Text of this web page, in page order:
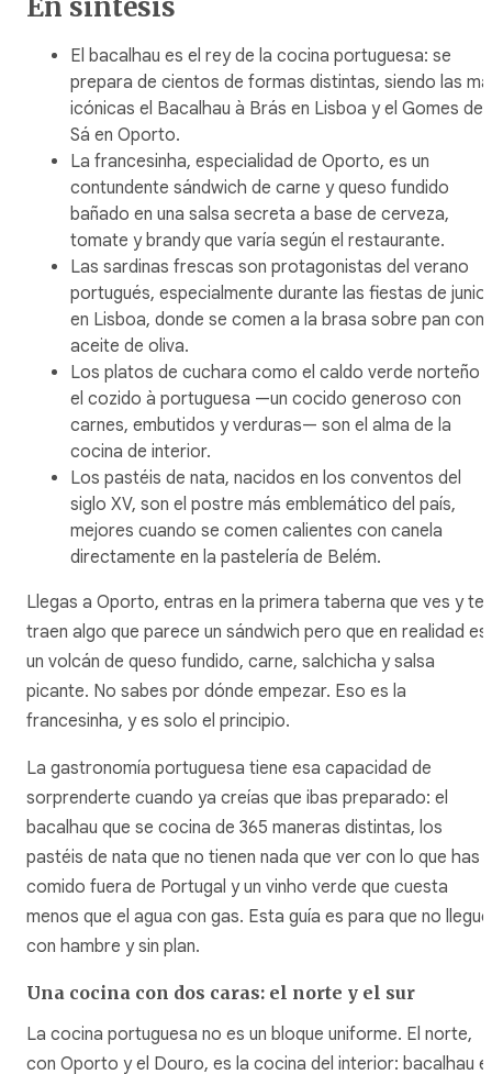
En síntesis
El bacalhau es el rey de la cocina portuguesa: se
prepara de cientos de formas distintas, siendo las
icónicas el Bacalhau à Brás en Lisboa y el Gomes de
Sá en Oporto.
La francesinha, especialidad de Oporto, es un
contundente sándwich de carne y queso fundido
bañado en una salsa secreta a base de cerveza,
tomate y brandy que varía según el restaurante.
Las sardinas frescas son protagonistas del verano
portugués, especialmente durante las fiestas de junio
en Lisboa, donde se comen a la brasa sobre pan con
aceite de oliva.
Los platos de cuchara como el caldo verde norteño y
el cozido à portuguesa —un cocido generoso con
carnes, embutidos y verduras— son el alma de la
cocina de interior.
Los pastéis de nata, nacidos en los conventos del
siglo XV, son el postre más emblemático del país,
mejores cuando se comen calientes con canela
directamente en la pastelería de Belém.
Llegas a Oporto, entras en la primera taberna que ves y te
traen algo que parece un sándwich pero que en realidad es
un volcán de queso fundido, carne, salchicha y salsa
picante. No sabes por dónde empezar. Eso es la
francesinha, y es solo el principio.
La gastronomía portuguesa tiene esa capacidad de
sorprenderte cuando ya creías que ibas preparado: el
bacalhau que se cocina de 365 maneras distintas, los
pastéis de nata que no tienen nada que ver con lo que has
comido fuera de Portugal y un vinho verde que cuesta
menos que el agua con gas. Esta guía es para que no
con hambre y sin plan.
Una cocina con dos caras: el norte y el sur
La cocina portuguesa no es un bloque uniforme. El norte,
con Oporto y el Douro, es la cocina del interior: bacalhau